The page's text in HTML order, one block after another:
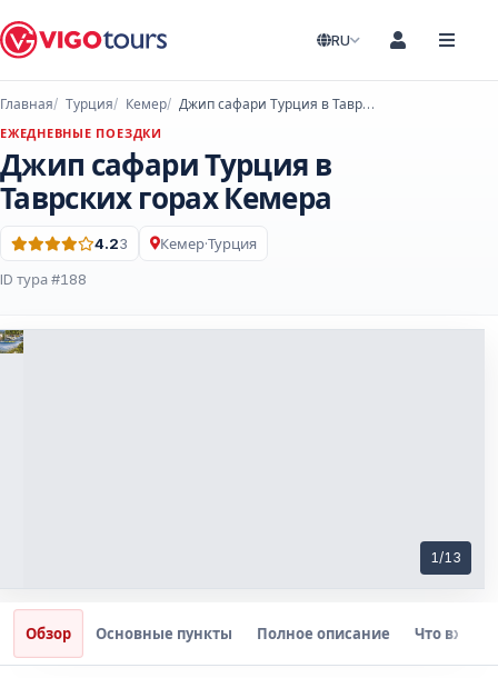
RU
Главная Турция Кемер Джип сафари Турция в Таврских горах Кемера
ЕЖЕДНЕВНЫЕ ПОЕЗДКИ
Джип сафари Турция в
Таврских горах Кемера
Оценка: 4.2 из 5 · 3 Отзывы
4.23 Кемер·Турция
ID тура #188
1/13
Обзор Основные пункты Полное описание Что